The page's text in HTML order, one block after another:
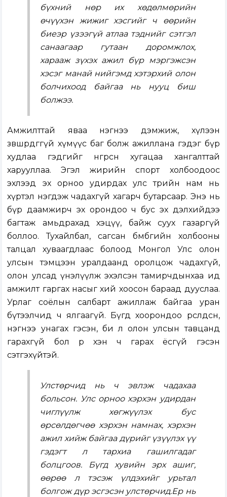
бүхний нөр их хөдөлмөрийн
өчүүхэн жижиг хэсгийг ч өөрийн
биеэр үзээгүй атлаа тэднийг сэтгэл
санаагаар гутаан доромжлох,
харааж зүхэх ажил бүр мэргэжсэн
хэсэг манай нийгэмд хэтэрхий олон
болчихоод байгаа нь нууц биш
болжээ.
Амжилттай яваа нэгнээ дэмжиж, хүлээн
зөвшөөрдөггүй хүмүүс баг болж ажиллана гэдэг бүр
худлаа гэдгийг өнгөрсөн хугацаа хангалттай
харууллаа. Эгэл жирийн спорт холбоодоос
эхлээд эх орноо удирдах улс төрийн нам нь
хүртэл нэгдэж чадахгүй хагарч бутарсаар. Энэ нь
бүр даамжирч эх орондоо ч бус эх дэлхийдээ
багтаж амьдрахад хэцүү, байж суух газаргүй
боллоо. Тухайлбал, сагсан бөмбөгийн холбооны
талцал хуваагдлаас болоод Монгол Улс олон
улсын тэмцээн уралдаанд оролцож чадахгүй,
олон улсад үнэлүүлж эхэлсэн тамирчдынхаа ид
амжилт гаргах насыг хий хоосон бараад дууслаа.
Урлаг соёлын салбарт ажиллаж байгаа уран
бүтээлчид ч ялгаагүй. Бүгд хоорондоо өрсөлдсөн,
нэгнээ унагах гэсэн, би л олон улсын тавцанд
гарахгүй бол өөр хэн ч гарах ёсгүй гэсэн
сэтгэхүйтэй.
Улстөрчид нь ч эвлэж чадахаа
больсон. Улс орноо хэрхэн удирдан
чиглүүлж хөгжүүлэх бус
өрсөлдөгчөө хэрхэн намнах, хэрхэн
ажил хийж байгаа дүрийг үзүүлэх үү
гэдэгт л тархиа гашилгадаг
болцгоов. Бүгд хувийн эрх ашиг,
өөрөө л тэсэж үлдэхийг урьтал
болгож дүр эсгэсэн улстөрчид.Ер нь